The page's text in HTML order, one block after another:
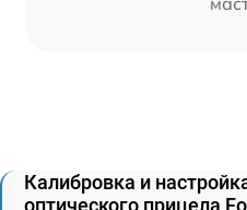
Калибровка и
оптического прицела